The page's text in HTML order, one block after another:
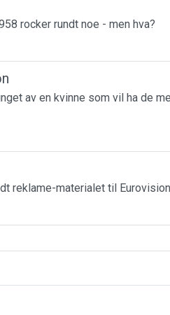
rocker rundt noe - men hva?
av en kvinne som vil ha de
reklame-materialet til